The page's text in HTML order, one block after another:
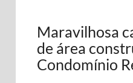
Maravilhosa
de área
Condomínio